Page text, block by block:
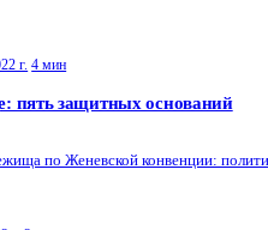
г. 4 мин
пять защитных оснований
по Женевской конвенции: